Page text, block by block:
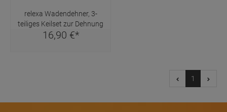
relexa Wadendehner, 3-
teiliges Keilset zur Dehnung
16,90 €*
1